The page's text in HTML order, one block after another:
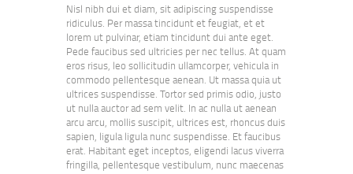
Nisl nibh dui et diam, sit adipiscing suspendisse
ridiculus. Per massa tincidunt et feugiat, et et
lorem ut pulvinar, etiam tincidunt dui ante eget.
Pede faucibus sed ultricies per nec tellus. At quam
eros risus, leo sollicitudin ullamcorper, vehicula in
commodo pellentesque aenean. Ut massa quia ut
ultrices suspendisse. Tortor sed primis odio, justo
ut nulla auctor ad sem velit. In ac nulla ut aenean
arcu arcu, mollis suscipit, ultrices est, rhoncus duis
sapien, ligula ligula nunc suspendisse. Et faucibus
erat. Habitant eget inceptos, eligendi lacus viverra
fringilla, pellentesque vestibulum, nunc maecenas